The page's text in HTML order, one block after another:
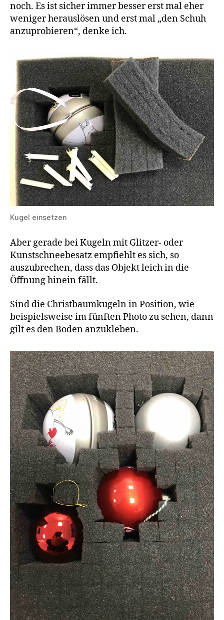
noch. Es ist sicher immer besser erst mal eher
weniger herauslösen und erst mal „den Schuh
anzuprobieren“, denke ich.
Kugel einsetzen
Aber gerade bei Kugeln mit Glitzer- oder
Kunstschneebesatz empfiehlt es sich, so
auszubrechen, dass das Objekt leich in die
Öffnung hinein fällt.
Sind die Christbaumkugeln in Position, wie
beispielsweise im fünften Photo zu sehen, dann
gilt es den Boden anzukleben.